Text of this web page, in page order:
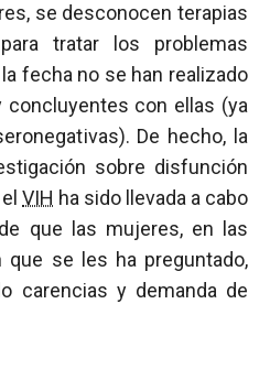
se desconocen terapias
tratar los problemas
fecha no se han realizado
con ellas (ya
De hecho, la
sobre disfunción
VIH ha sido llevada a cabo
que las mujeres, en las
se les ha preguntado,
carencias y demanda de